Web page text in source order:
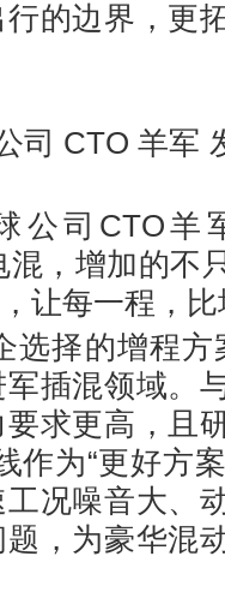
的边界，更
CTO 羊军
司CTO羊
混，增加的不
让每一程，比
择的增程方
插混领域。
求更高，且
作为“更好方
况噪音大、
，为豪华混